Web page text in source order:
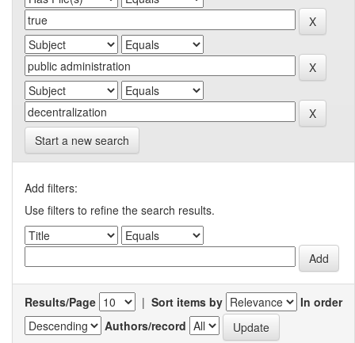
Start a new search
Add filters:
Use filters to refine the search results.
Results/Page | Sort items by
In order
Authors/record